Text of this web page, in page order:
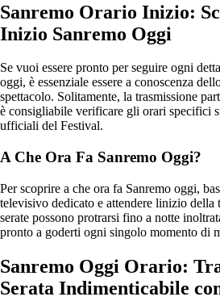
Sanremo Orario Inizio:
Inizio Sanremo Oggi
Se vuoi essere pronto per seguire ogni
oggi, è essenziale essere a conoscenza
spettacolo. Solitamente, la trasmissione
è consigliabile verificare gli orari specifici
ufficiali del Festival.
A Che Ora Fa Sanremo Oggi?
Per scoprire a che ora fa Sanremo oggi,
televisivo dedicato e attendere linizio della
serate possono protrarsi fino a notte
pronto a goderti ogni singolo momento di
Sanremo Oggi Orario:
Serata Indimenticabile